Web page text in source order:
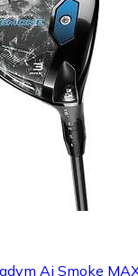
Ai Smoke